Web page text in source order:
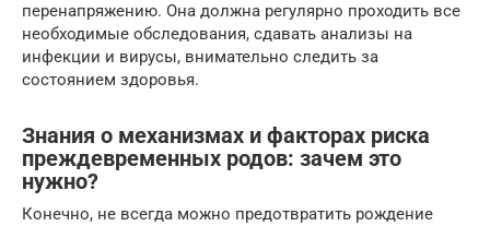
перенапряжению. Она должна регулярно проходить все
необходимые обследования, сдавать анализы на
инфекции и вирусы, внимательно следить за
состоянием здоровья.
Знания о механизмах и факторах риска
преждевременных родов: зачем это
нужно?
Конечно, не всегда можно предотвратить рождение